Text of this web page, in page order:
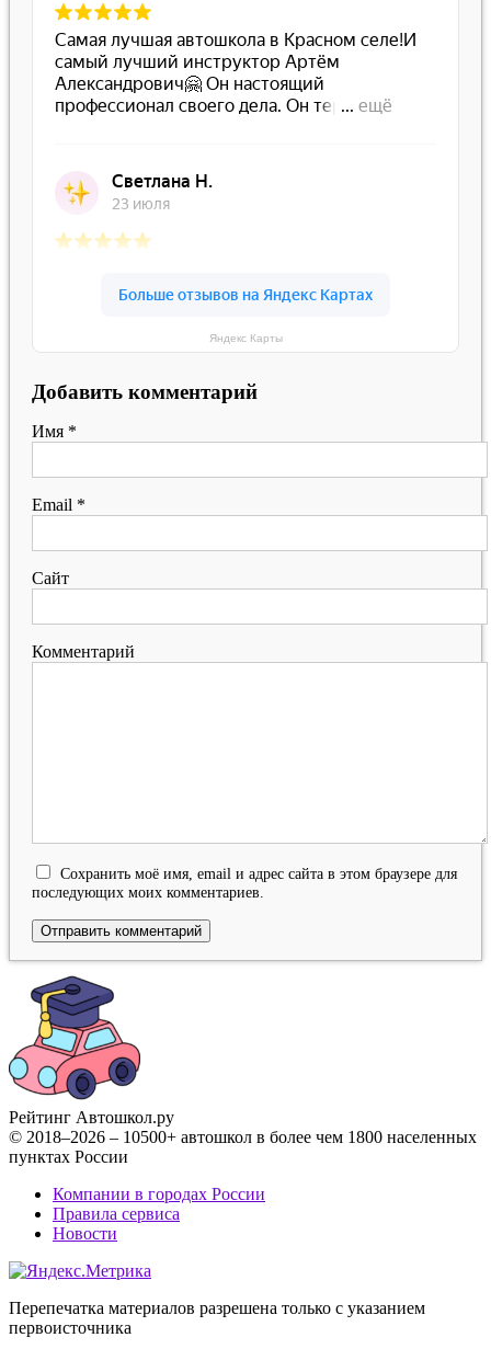
Яндекс Карты
Добавить комментарий
Имя *
Email *
Сайт
Комментарий
Сохранить моё имя, email и адрес сайта в этом браузере для
последующих моих комментариев.
Рейтинг Автошкол.ру
© 2018–2026 – 10500+ автошкол в более чем 1800 населенных
пунктах России
Компании в городах России
Правила сервиса
Новости
Перепечатка материалов разрешена только с указанием
первоисточника